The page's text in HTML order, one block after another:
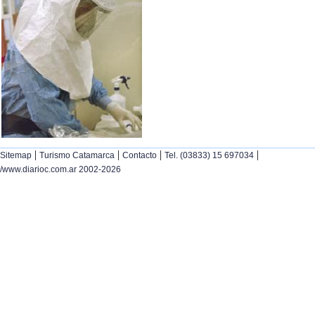
Sitemap | Turismo Catamarca | Contacto | Tel. (03833) 15 697034 |
/www.diarioc.com.ar 2002-2026